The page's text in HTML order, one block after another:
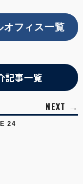
オフィス一覧
記事一覧
24